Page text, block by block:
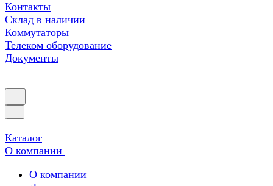
Контакты
Склад в наличии
Коммутаторы
Телеком оборудование
Документы
Каталог
О компании
О компании